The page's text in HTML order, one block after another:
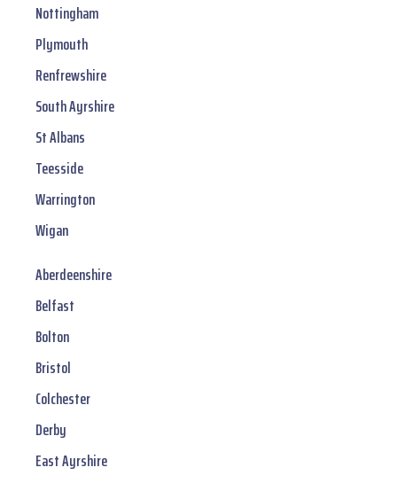
Nottingham
Plymouth
Renfrewshire
South Ayrshire
St Albans
Teesside
Warrington
Wigan
Aberdeenshire
Belfast
Bolton
Bristol
Colchester
Derby
East Ayrshire